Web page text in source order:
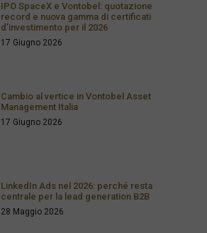
IPO SpaceX e Vontobel: quotazione
record e nuova gamma di certificati
d’investimento per il 2026
17 Giugno 2026
Cambio al vertice in Vontobel Asset
Management Italia
17 Giugno 2026
LinkedIn Ads nel 2026: perché resta
centrale per la lead generation B2B
28 Maggio 2026